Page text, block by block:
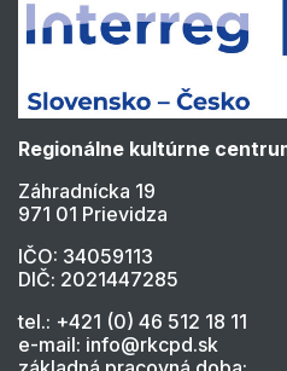
Regionálne kultúrne
Záhradnícka 19
971 01 Prievidza
IČO: 34059113
DIČ: 2021447285
tel.: +421 (0) 46 512 18 11
e-mail: info@rkcpd.sk